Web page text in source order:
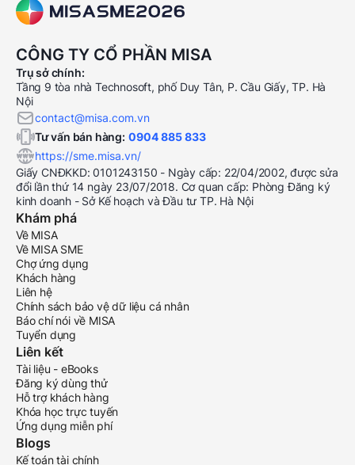
CÔNG TY CỔ PHẦN MISA
Trụ sở chính:
Tầng 9 tòa nhà Technosoft, phố Duy Tân, P. Cầu Giấy, TP. Hà
Nội
contact@misa.com.vn
Tư vấn bán hàng: 0904 885 833
https://sme.misa.vn/
Giấy CNĐKKD: 0101243150 - Ngày cấp: 22/04/2002, được sửa
đổi lần thứ 14 ngày 23/07/2018. Cơ quan cấp: Phòng Đăng ký
kinh doanh - Sở Kế hoạch và Đầu tư TP. Hà Nội
Khám phá
Về MISA
Về MISA SME
Chợ ứng dụng
Khách hàng
Liên hệ
Chính sách bảo vệ dữ liệu cá nhân
Báo chí nói về MISA
Tuyển dụng
Liên kết
Tài liệu - eBooks
Đăng ký dùng thử
Hỗ trợ khách hàng
Khóa học trực tuyến
Ứng dụng miễn phí
Blogs
Kế toán tài chính